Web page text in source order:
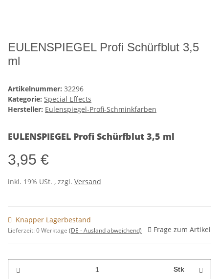
EULENSPIEGEL Profi Schürfblut 3,5
ml
Artikelnummer: 32296
Kategorie: Special Effects
Hersteller: Eulenspiegel-Profi-Schminkfarben
EULENSPIEGEL Profi Schürfblut 3,5 ml
3,95 €
inkl. 19% USt. , zzgl. Versand
Knapper Lagerbestand
Lieferzeit:0 Werktage (DE - Ausland abweichend) Frage zum Artikel
Stk